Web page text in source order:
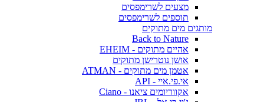
מצעים לשרימפסים
תוספים לשרימפסים
מותגים מים מתוקים
Back to Nature
אהיים מתוקים - EHEIM
אושן נוטרישן מתוקים
אטמן מים מתוקים - ATMAN
אי.פי.איי - API
אקווריומים ציאנו - Ciano